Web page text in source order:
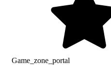
Game_zone_portal